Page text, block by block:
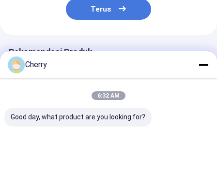
Terus
Rekomendasi Produk
Cherry
6:32 AM
Good day, what product are you looking for?